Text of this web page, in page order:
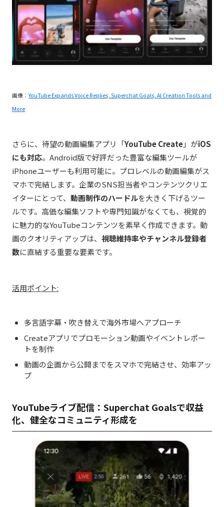
画像：YouTube Expands Voice Replies, Superchat Goals, AI Creation Tools and
More
さらに、待望の動画編集アプリ「YouTube Create」がiOS
にも対応。Android版で好評だった豊富な編集ツールが
iPhoneユーザーも利用可能に。プロレベルの動画編集がス
マホで完結します。企業のSNS担当者やコンテンツクリエ
イターにとって、 動画制作のハードルを大きく下げるツー
ルです。高価な編集ソフトや専門知識がなくても、視覚的
に魅力的なYouTubeコンテンツを素早く作成できます。動
画のクオリティアップは、 視聴維持率やチャンネル登録者
数に直結する重要な要素です。
活用ポイント:
多言語字幕・吹き替えで海外市場へアプローチ
Createアプリでプロモーション動画やイベントレポー
トを制作
動画の企画から公開までをスマホで完結させ、効率アッ
プ
YouTubeライブ配信：Superchat Goalsで収益
化、健全なコミュニティ形成を